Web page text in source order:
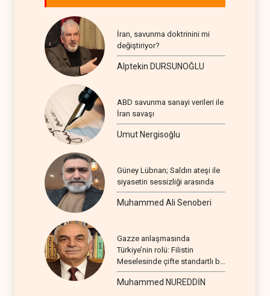
İran, savunma doktrinini mi
değiştiriyor?
Alptekin DURSUNOĞLU
ABD savunma sanayi verileri ile
İran savaşı
Umut Nergisoğlu
Güney Lübnan; Saldırı ateşi ile
siyasetin sessizliği arasında
Muhammed Ali Senoberi
Gazze anlaşmasında
Türkiye’nin rolü: Filistin
Meselesinde çifte standartlı bir
seyir
Muhammed NUREDDİN